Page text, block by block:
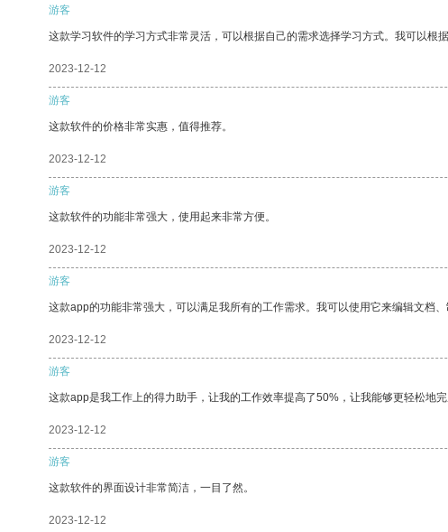
游客
这款学习软件的学习方式非常灵活，可以根据自己的需求选择学习方式。我可以根
2023-12-12
游客
这款软件的价格非常实惠，值得推荐。
2023-12-12
游客
这款软件的功能非常强大，使用起来非常方便。
2023-12-12
游客
这款app的功能非常强大，可以满足我所有的工作需求。我可以使用它来编辑文档、
2023-12-12
游客
这款app是我工作上的得力助手，让我的工作效率提高了50%，让我能够更轻松地完
2023-12-12
游客
这款软件的界面设计非常简洁，一目了然。
2023-12-12